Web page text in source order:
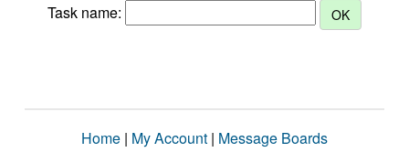
Task name:
Home | My Account | Message Boards